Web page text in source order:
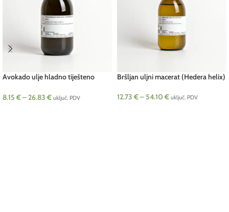
Avokado ulje hladno tiješteno
8.15 €–26.83 € uključ. PDV
Bršljan uljni macerat (Hedera helix)
12.73 €– 54.10 € uključ. PDV